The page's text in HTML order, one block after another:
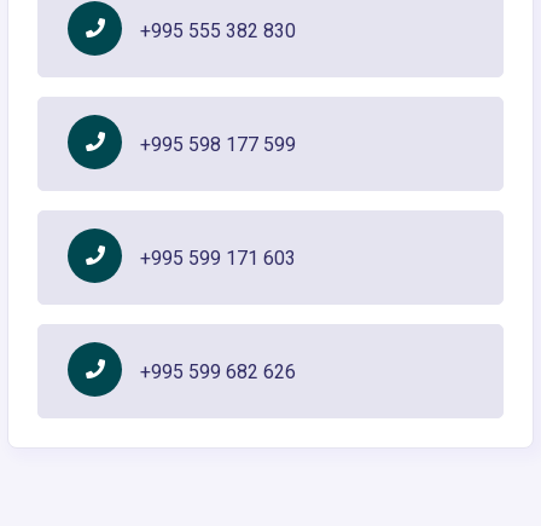
+995 555 382 830
+995 598 177 599
+995 599 171 603
+995 599 682 626